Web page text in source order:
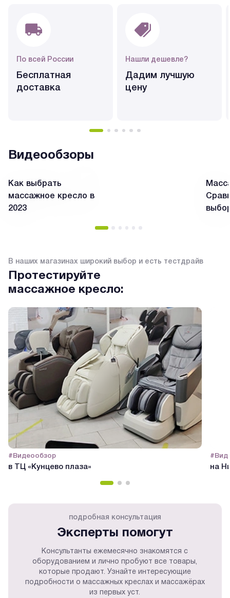
По всей России
Бесплатная
доставка
Нашли дешевле?
Дадим лучшую
цену
Видеообзоры
Как выбрать
массажное кресло в
2023
В наших магазинах широкий выбор и есть тестдрайв
Протестируйте
массажное кресло:
#Видеообзор
в ТЦ «Кунцево плаза» на
подробная консультация
Эксперты помогут
Консультанты ежемесячно знакомятся с
оборудованием и лично пробуют все товары,
которые продают. Узнайте интересующие
подробности о массажных креслах и массажёрах
из первых уст.